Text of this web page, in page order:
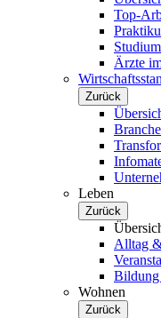
Top-
Ärzte
Zurück
Leben
Zurück
Alltag
Wohnen
Zurück